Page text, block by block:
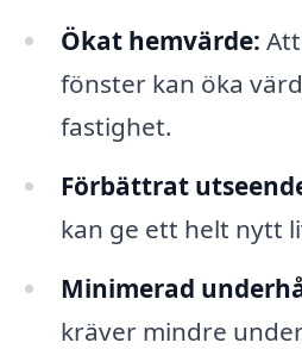
Ökat hemvärde:
fönster kan öka
fastighet.
Förbättrat
kan ge ett helt nytt
Minimerad
kräver mindre